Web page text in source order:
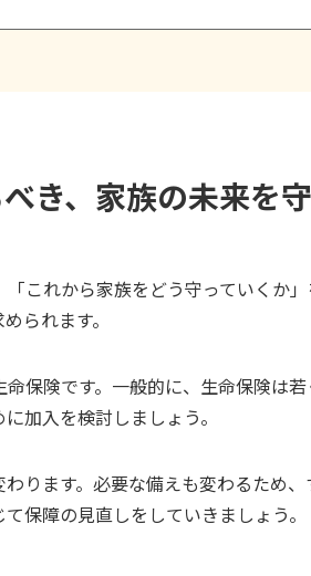
き、家族の未来を
これから家族をどう守っていくか
られます。
保険です。一般的に、生命保険は
加入を検討しましょう。
ります。必要な備えも変わるため
保障の見直しをしていきましょう。